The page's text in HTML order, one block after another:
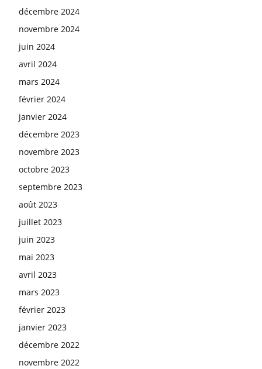
décembre 2024
novembre 2024
juin 2024
avril 2024
mars 2024
février 2024
janvier 2024
décembre 2023
novembre 2023
octobre 2023
septembre 2023
août 2023
juillet 2023
juin 2023
mai 2023
avril 2023
mars 2023
février 2023
janvier 2023
décembre 2022
novembre 2022